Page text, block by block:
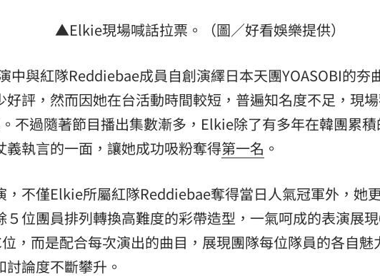
▲Elkie現場喊話拉票。（圖／好看娛樂提供）
中與紅隊Reddiebae成員自創演繹日本天團YOASOBI的夯
好評，然而因她在台活動時間較短，普遍知名度不足，現
不過隨著節目播出集數漸多，Elkie除了有多年在韓團累
義執言的一面，讓她成功吸粉奪得第一名 。
，不僅Elkie所屬紅隊Reddiebae奪得當日人氣冠軍外，她
５位團員排列轉換高難度的彩帶造型，一氣呵成的表演展
，而是配合每次演出的曲目，展現團隊每位隊員的各自
論度不斷攀升。